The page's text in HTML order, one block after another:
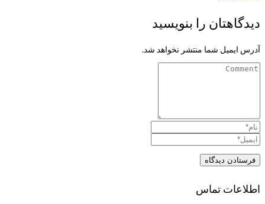
دیدگاهتان را بنویسید
آدرس ایمیل شما منتشر نخواهد شد.
اطلاعات تماس